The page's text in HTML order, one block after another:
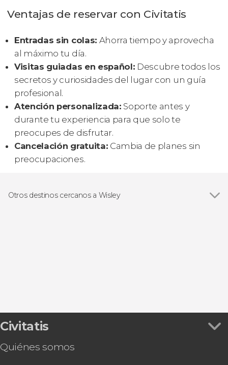
Ventajas de reservar con Civitatis
Entradas sin colas: Ahorra tiempo y aprovecha
al máximo tu día.
Visitas guiadas en español: Descubre todos los
secretos y curiosidades del lugar con un guía
profesional.
Atención personalizada: Soporte antes y
durante tu experiencia para que solo te
preocupes de disfrutar.
Cancelación gratuita: Cambia de planes sin
preocupaciones.
Otros destinos cercanos a Wisley
Civitatis
Quiénes somos